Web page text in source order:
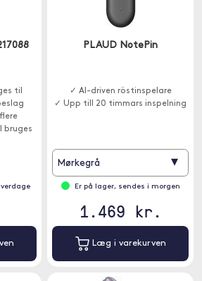
til
bruges
PLAUD NotePin
✓ AI-driven röstinspelare
✓ Upp till 20 timmars inspelning
Mørkegrå ▾
Er på lager, sendes i morgen
1.469 kr.
Læg i varekurven